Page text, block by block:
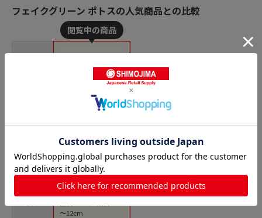
フェイクグリーン ポトスの人気商品との比較
商品名
価格(税
ビバ工芸 造花 ポト
スブッシュ VEG5621
本）【直送品】
￥2,002
～12cm